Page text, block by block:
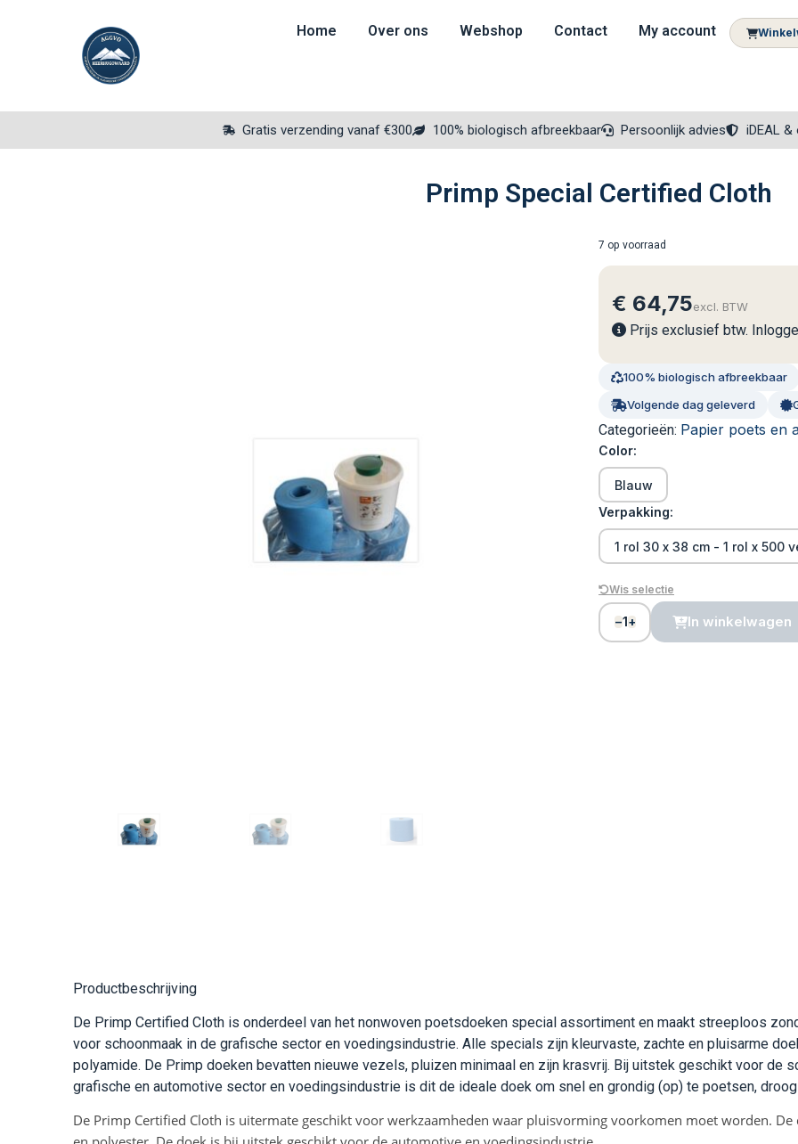
Home Over ons Webshop Contact My account
Gratis verzending vanaf €300 100% biologisch afbreekbaar Persoonlijk advies iDEAL
Primp Special Certified Cloth
7 op voorraad
€ 64,75excl. BTW
Prijs exclusief btw.
100% biologisch afbreekbaar
Volgende dag geleverd
Categorieën: Papier poets en
Color:
Blauw
Verpakking:
1 rol 30 x 38 cm - 1 rol x 500
Wis selectie
−1+ In winkelwagen
Productbeschrijving
De Primp Certified Cloth is onderdeel van het nonwoven poetsdoeken special assortiment en maakt streeploos
voor schoonmaak in de grafische sector en voedingsindustrie. Alle specials zijn kleurvaste, zachte en pluisarme
polyamide. De Primp doeken bevatten nieuwe vezels, pluizen minimaal en zijn krasvrij. Bij uitstek geschikt voor de
grafische en automotive sector en voedingsindustrie is dit de ideale doek om snel en grondig (op) te poetsen,
De Primp Certified Cloth is uitermate geschikt voor werkzaamheden waar pluisvorming voorkomen moet worden.